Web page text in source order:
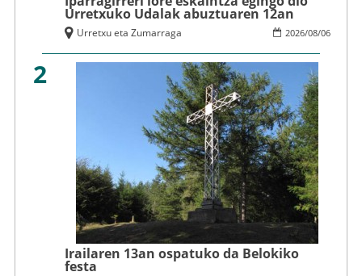
Urretxuko Udalak abuztuaren 12an
2026/08/06
Urretxu eta Zumarraga
2
Irailaren 13an ospatuko da Belokiko
festa